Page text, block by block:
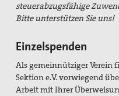
steuerabzugsfähige
Bitte unterstützen Sie uns!
Einzelspenden
Als gemeinnütziger Verein
Sektion e.V. vorwiegend
Arbeit mit Ihrer